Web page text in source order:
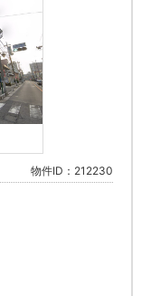
物件ID：212230